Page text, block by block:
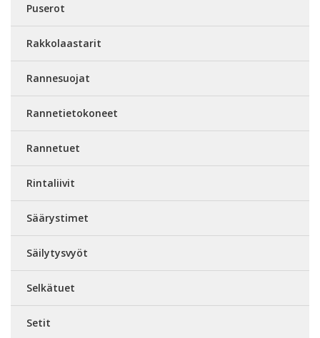
Puserot
Rakkolaastarit
Rannesuojat
Rannetietokoneet
Rannetuet
Rintaliivit
Säärystimet
Säilytysvyöt
Selkätuet
Setit